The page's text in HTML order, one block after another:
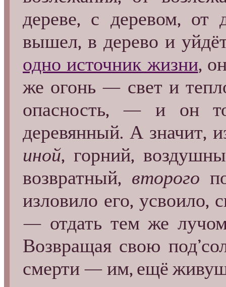
дереве, с деревом, от
вышел, в дерево и
одно источник жизни,
же огонь — свет и
опасность, — и он
деревянный. А значит,
иной, горний,
возвратный, второго
изловило его, усвоило,
— отдать тем же лучом
Возвращая свою
смерти — им, ещё